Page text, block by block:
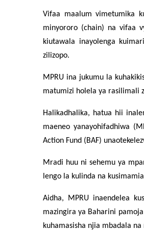
Vifaa maalum vimetumika
minyororo (chain) na vifaa
kiutawala inayolenga
zilizopo.
MPRU ina jukumu la
matumizi holela ya rasilimali
Halikadhalika, hatua hii
maeneo yanayohifadhiwa
Action Fund (BAF)
Mradi huu ni sehemu ya
lengo la kulinda na
Aidha, MPRU inaendelea
mazingira ya Baharini
kuhamasisha njia mbadala